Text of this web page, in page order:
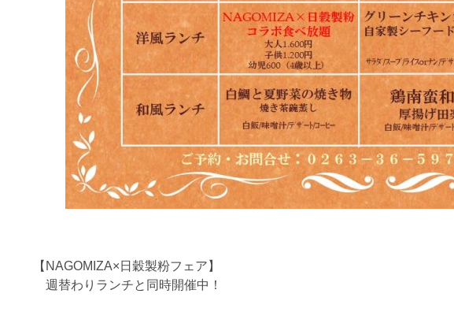
【NAGOMIZA×日穀製粉フェア】
週替わりランチと同時開催中！